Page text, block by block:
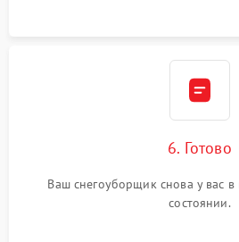
6. Готово
Ваш снегоуборщик снова у вас
состоянии.